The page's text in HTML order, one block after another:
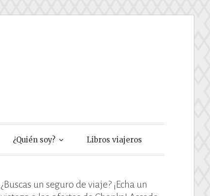
¿Quién soy? Libros viajeros
¿Buscas un seguro de viaje? ¡Echa un